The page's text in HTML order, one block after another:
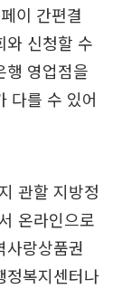
이 간편결
와 신청할 수
행 영업점을
다를 수 있어
관할 지방정
온라인으로
사랑상품권
정복지센터나